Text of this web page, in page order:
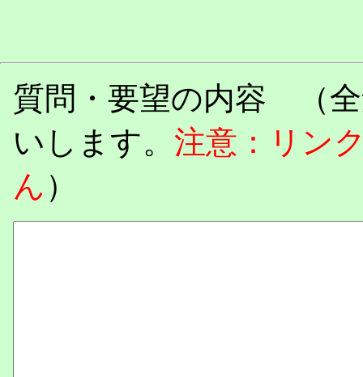
質問・要望の内容 （全
いします。 注意：リン
ん ）